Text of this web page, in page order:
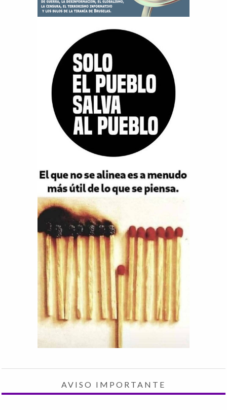
AVISO IMPORTANTE